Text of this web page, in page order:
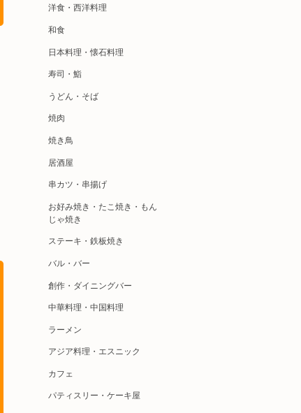
洋食・西洋料理
和食
日本料理・懐石料理
寿司・鮨
うどん・そば
焼肉
焼き鳥
居酒屋
串カツ・串揚げ
お好み焼き・たこ焼き・もん
じゃ焼き
ステーキ・鉄板焼き
バル・バー
創作・ダイニングバー
中華料理・中国料理
ラーメン
アジア料理・エスニック
カフェ
パティスリー・ケーキ屋